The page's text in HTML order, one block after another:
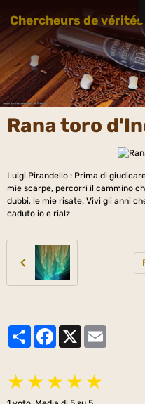
Chercheurs de vérités
Rana toro
Luigi Pirandello : Prima di
mie scarpe, percorri il cammino
dubbi, le mie risate. Vivi gli anni
caduto io e rialz
PartagerFacebook
★ ★ ★ ★ ★